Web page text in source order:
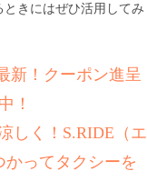
きにはぜひ活用してみ
新！クーポン進呈
中！
しく！S.RIDE（エ
かってタクシーを